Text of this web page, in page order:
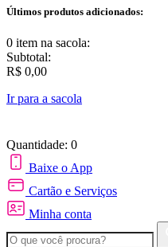
Últimos produtos adicionados:
0 item na sacola:
Subtotal:
R$ 0,00
Ir para a sacola
Quantidade: 0
Baixe o App
Cartão e Serviços
Minha conta